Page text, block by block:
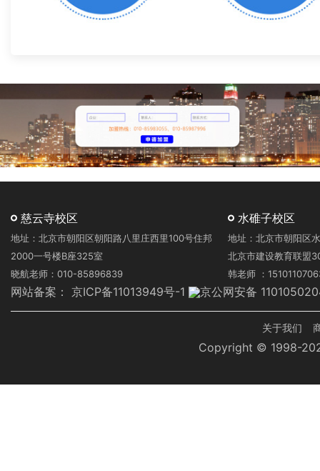
慈云寺校区
地址：北京市朝阳区朝阳路八里庄西里100号住邦
2000一号楼B座325室
晓航老师：010-85896839
水碓子校区
地址：北京市朝阳区
北京市建设教育联盟
韩老师 ：
网站备案： 京ICP备11013949号-1 京公网安备
关于我们
Copyright © 1998-